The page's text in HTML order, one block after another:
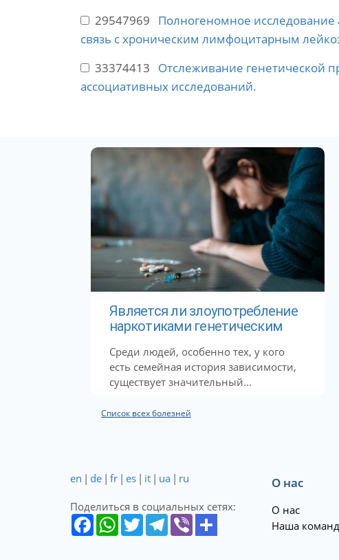
29547969 Полногеномное исследование
связь с хроническим лимфоцитарным
33374413 Отслеживание генетической
ассоциативных исследований.
Является ли злоупотребление
наркотиками генетическим
Среди людей, особенно тех, у кого
есть семейная история зависимости,
существует значительный...
Список всех болезней
en | de | fr | es | it | ua | ru
Поделиться в социальных сетях:
О нас
О нас
Наша